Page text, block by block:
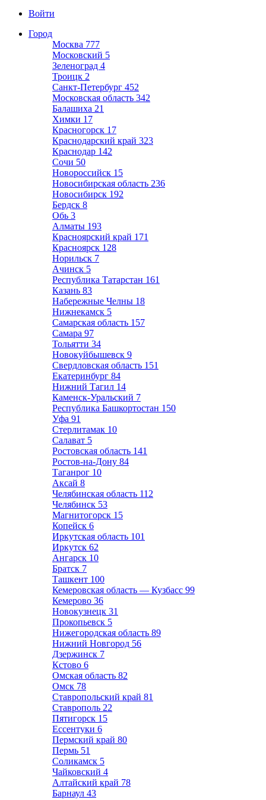
Войти
Город
Москва 777
Московский 5
Зеленоград 4
Троицк 2
Санкт-Петербург 452
Московская область 342
Балашиха 21
Химки 17
Красногорск 17
Краснодарский край 323
Краснодар 142
Сочи 50
Новороссийск 15
Новосибирская область 236
Новосибирск 192
Бердск 8
Обь 3
Алматы 193
Красноярский край 171
Красноярск 128
Норильск 7
Ачинск 5
Республика Татарстан 161
Казань 83
Набережные Челны 18
Нижнекамск 5
Самарская область 157
Самара 97
Тольятти 34
Новокуйбышевск 9
Свердловская область 151
Екатеринбург 84
Нижний Тагил 14
Каменск-Уральский 7
Республика Башкортостан 150
Уфа 91
Стерлитамак 10
Салават 5
Ростовская область 141
Ростов-на-Дону 84
Таганрог 10
Аксай 8
Челябинская область 112
Челябинск 53
Магнитогорск 15
Копейск 6
Иркутская область 101
Иркутск 62
Ангарск 10
Братск 7
Ташкент 100
Кемеровская область — Кузбасс 99
Кемерово 36
Новокузнецк 31
Прокопьевск 5
Нижегородская область 89
Нижний Новгород 56
Дзержинск 7
Кстово 6
Омская область 82
Омск 78
Ставропольский край 81
Ставрополь 22
Пятигорск 15
Ессентуки 6
Пермский край 80
Пермь 51
Соликамск 5
Чайковский 4
Алтайский край 78
Барнаул 43